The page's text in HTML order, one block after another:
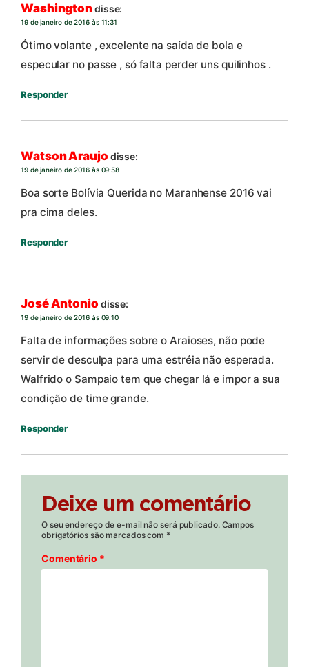
Washingtondisse:
19 de janeiro de 2016 às 11:31
Ótimo volante , excelente na saída de bola e
especular no passe , só falta perder uns quilinhos .
Responder
Watson Araujo disse:
19 de janeiro de 2016 às 09:58
Boa sorte Bolívia Querida no Maranhense 2016 vai
pra cima deles.
Responder
José Antonio disse:
19 de janeiro de 2016 às 09:10
Falta de informações sobre o Araioses, não pode
servir de desculpa para uma estréia não esperada.
Walfrido o Sampaio tem que chegar lá e impor a sua
condição de time grande.
Responder
Deixe um comentário
O seu endereço de e-mail não será publicado. Campos
obrigatórios são marcados com *
Comentário *